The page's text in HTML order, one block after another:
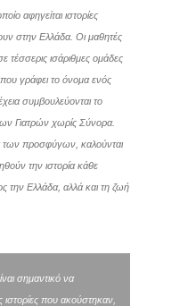
αφηγείται ιστορίες
στην Ελλάδα. Οι μαθητές
τέσσερις ισάριθμες ομάδες
γράφει το όνομα ενός
συμβουλεύονται το
Γιατρών χωρίς Σύνορα.
προσφύγων, καλούνται
την ιστορία κάθε
την Ελλάδα, αλλά και τη ζωή
σημαντικό να
ιστορίες που ακούστηκαν,